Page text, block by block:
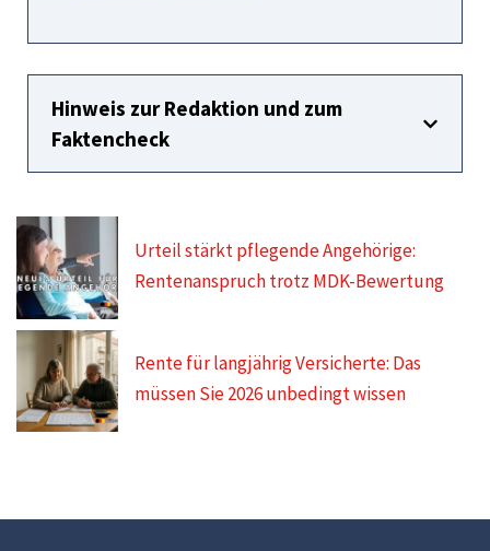
Hinweis zur Redaktion und zum
Faktencheck
Urteil stärkt pflegende Angehörige:
Rentenanspruch trotz MDK-Bewertung
Rente für langjährig Versicherte: Das
müssen Sie 2026 unbedingt wissen